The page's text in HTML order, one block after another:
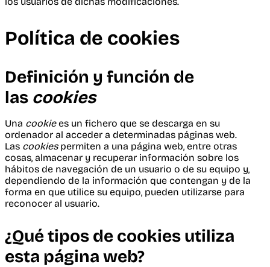
Política de cookies
Definición y función de
las cookies
Una cookiees un fichero que se descarga en su
ordenador al acceder a determinadas páginas web.
Las cookies permiten a una página web, entre otras
cosas, almacenar y recuperar información sobre los
hábitos de navegación de un usuario o de su equipo y,
dependiendo de la información que contengan y de la
forma en que utilice su equipo, pueden utilizarse para
reconocer al usuario.
¿Qué tipos de cookies utiliza
esta página web?